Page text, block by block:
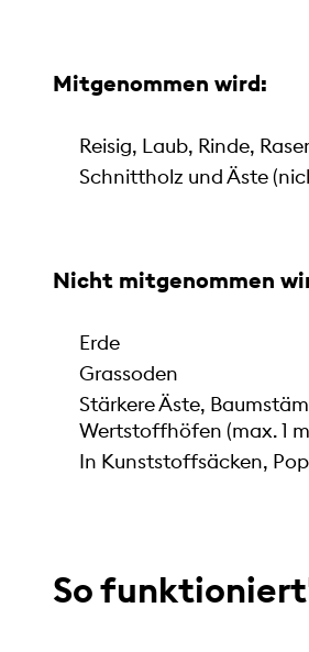
Mitgenommen wird:
Reisig, Laub, Rinde,
Schnittholz und Äste
Nicht mitgenommen
Erde
Grassoden
Stärkere Äste,
Wertstoffhöfen (max. 1
In Kunststoffsäcken,
So